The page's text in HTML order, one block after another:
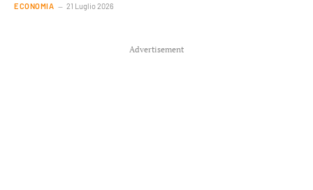
ECONOMIA 21 Luglio 2026
Advertisement